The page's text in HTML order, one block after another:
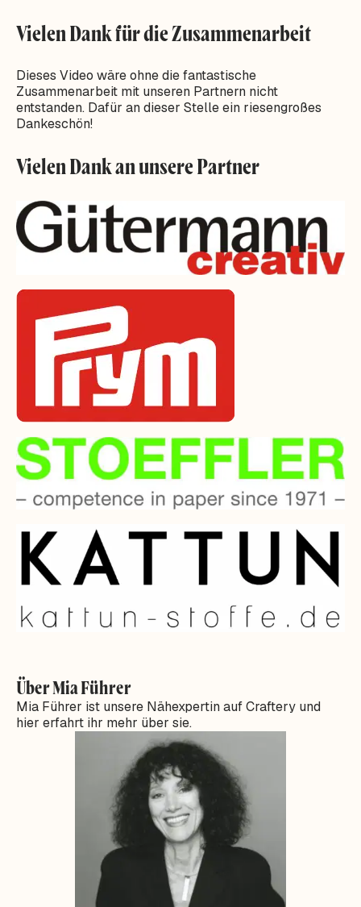
Vielen Dank für die Zusammenarbeit
Dieses Video wäre ohne die fantastische
Zusammenarbeit mit unseren Partnern nicht
entstanden. Dafür an dieser Stelle ein riesengroßes
Dankeschön!
Vielen Dank an unsere Partner
Über Mia Führer
Mia Führer ist unsere Nähexpertin auf Craftery und
hier erfahrt ihr mehr über sie.